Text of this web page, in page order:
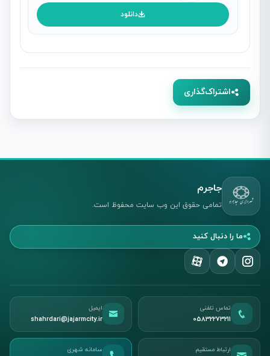
دانلود
اشتراک‌گذاری
جاجرم
تمامی حقوق این وب سایت محفوظ است.
ما را دنبال کنید
تماس تلفنی
05832273211
ایمیل
shahrdari@jajarmcity.ir
ارتباط مستقیم سامانه شهری